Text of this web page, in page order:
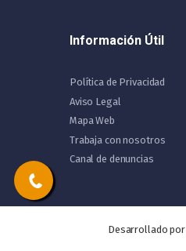
Información Útil
Política de Privacidad
Aviso Legal
Mapa Web
Trabaja con nosotros
Canal de denuncias
Desarrollado por